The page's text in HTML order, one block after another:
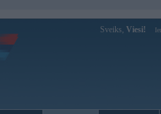
Sveiks, Viesi!